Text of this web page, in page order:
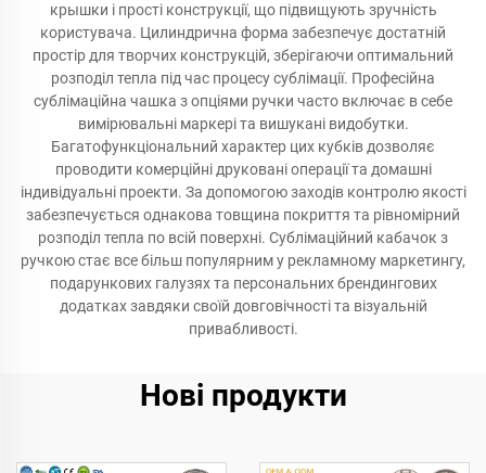
крышки і прості конструкції, що підвищують зручність
користувача. Цилиндрична форма забезпечує достатній
простір для творчих конструкцій, зберігаючи оптимальний
розподіл тепла під час процесу сублімації. Професійна
сублімаційна чашка з опціями ручки часто включає в себе
вимірювальні маркері та вишукані видобутки.
Багатофункціональний характер цих кубків дозволяє
проводити комерційні друковані операції та домашні
індивідуальні проекти. За допомогою заходів контролю якості
забезпечується однакова товщина покриття та рівномірний
розподіл тепла по всій поверхні. Сублімаційний кабачок з
ручкою стає все більш популярним у рекламному маркетингу,
подарункових галузях та персональних брендингових
додатках завдяки своїй довговічності та візуальній
привабливості.
Нові продукти